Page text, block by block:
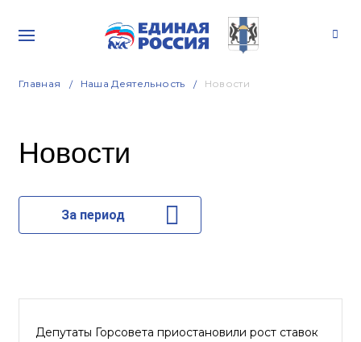
Главная Наша Деятельность Новости
Новости
За период
Депутаты Горсовета приостановили рост ставок